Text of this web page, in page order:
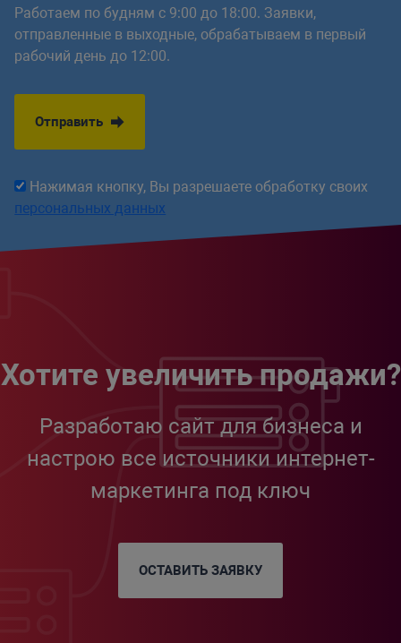
Работаем по будням с 9:00 до 18:00. Заявки,
отправленные в выходные, обрабатываем в первый
рабочий день до 12:00.
Отправить
Нажимая кнопку, Вы разрешаете обработку своих
персональных данных
Хотите увеличить продажи?
Разработаю сайт для бизнеса и
настрою все источники интернет-
маркетинга под ключ
ОСТАВИТЬ ЗАЯВКУ